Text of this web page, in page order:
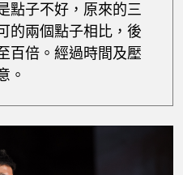
點子不好，原來的三
的兩個點子相比，後
百倍。經過時間及壓
。